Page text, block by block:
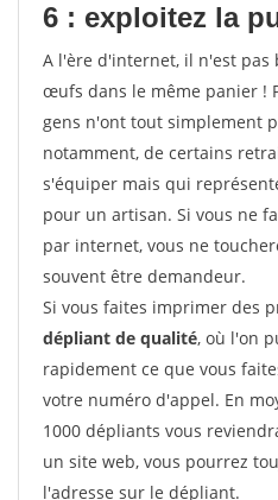
6 : exploitez la
A l'ère d'internet, il n'est pas
œufs dans le même panier !
gens n'ont tout simplement
notamment, de certains
s'équiper mais qui
pour un artisan. Si vous ne
par internet, vous ne
souvent être demandeur.
Si vous faites imprimer des
dépliant de qualité, où l'on
rapidement ce que vous
votre numéro d'appel. En
1000 dépliants vous
un site web, vous pourrez
l'adresse sur le dépliant.